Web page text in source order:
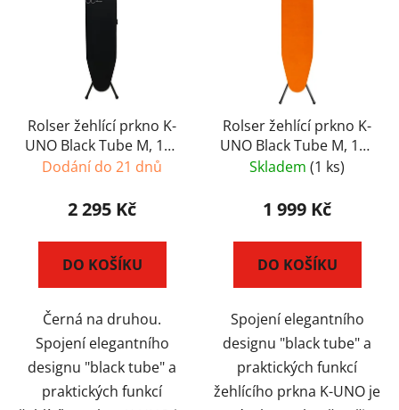
Rolser žehlící prkno K-
UNO Black Tube M, 115
x 35 cm, černé
Dodání do 21 dnů
2 295 Kč
DO KOŠÍKU
Černá na druhou.
Spojení elegantního
designu "black tube" a
praktických funkcí
Rolser žehlící prkno K-
UNO Black Tube M, 115
x 35 cm, oranžové
Skladem (1 ks)
1 999 Kč
DO KOŠÍKU
Spojení elegantního
designu "black tube" a
praktických funkcí
žehlícího prkna K-UNO je